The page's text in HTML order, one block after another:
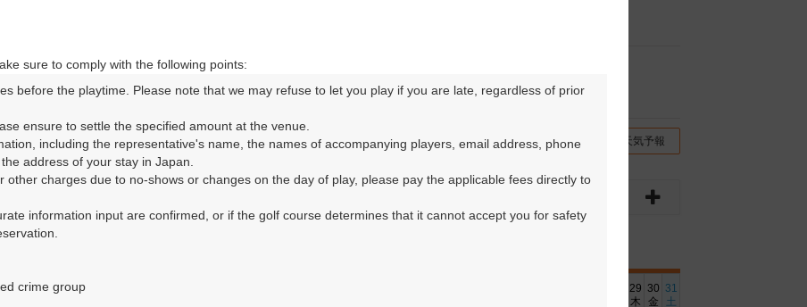
コースレイアウト フォトギャラリー ドローンギャラリー クチコミ 交通情報（地図） 天気予報
て、ご希望のプランを絞り込むことができます。
10月の料金
29
木
30
金
31
土
sure to comply with the following points:
before the playtime. Please note that we may refuse to let you play if you are late, regardless of prior
ensure to settle the specified amount at the venue.
including the representative's name, the names of accompanying players, email address, phone
address of your stay in Japan.
other charges due to no-shows or changes on the day of play, please pay the applicable fees directly to
information input are confirmed, or if the golf course determines that it cannot accept you for safety
crime group